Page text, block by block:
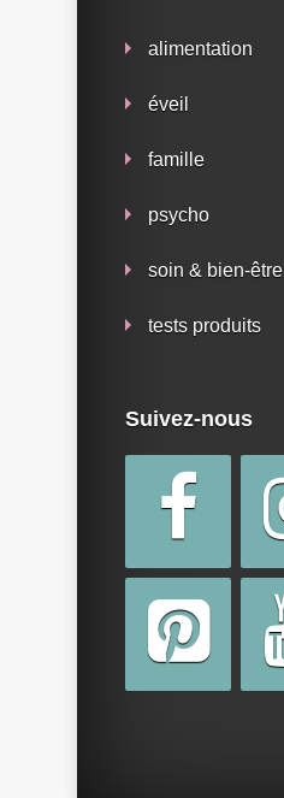
alimentation
éveil
famille
psycho
soin & bien-être
tests produits
Suivez-nous